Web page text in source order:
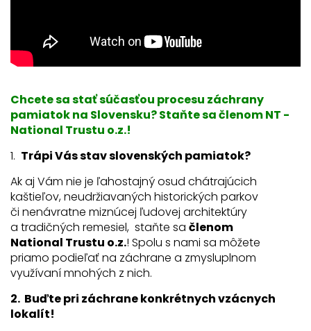
Chcete sa stať súčasťou procesu záchrany
pamiatok na Slovensku? Staňte sa členom NT -
National Trustu o.z.!
1. Trápi Vás stav slovenských pamiatok?
Ak aj Vám nie je ľahostajný osud chátrajúcich
kaštieľov, neudržiavaných historických parkov
či nenávratne miznúcej ľudovej architektúry
a tradičných remesiel, staňte sa členom
National Trustu o.z.! Spolu s nami sa môžete
priamo podieľať na záchrane a zmysluplnom
využívaní mnohých z nich.
2. Buďte pri záchrane konkrétnych vzácnych
lokalít!